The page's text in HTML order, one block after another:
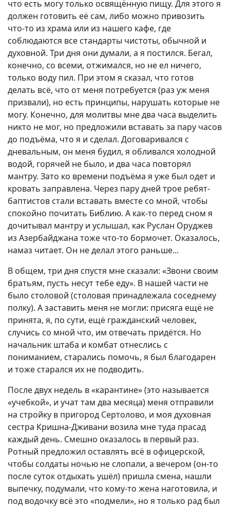
что есть могу только освящённую пищу. Для этого я
должен готовить её сам, либо можно привозить
что-то из храма или из нашего кафе, где
соблюдаются все стандарты чистоты, обычной и
духовной. Три дня они думали, а я постился. Бегал,
конечно, со всеми, отжимался, но не ел ничего,
только воду пил. При этом я сказал, что готов
делать всё, что от меня потребуется (раз уж меня
призвали), но есть принципы, нарушать которые не
могу. Конечно, для молитвы мне два часа выделить
никто не мог, но предложили вставать за пару часов
до подъёма, что я и сделал. Договаривался с
дневальным, он меня будил, я обливался холодной
водой, горячей не было, и два часа повторял
мантру. Зато ко времени подъёма я уже был одет и
кровать заправлена. Через пару дней трое ребят-
баптистов стали вставать вместе со мной, чтобы
спокойно почитать Библию. А как-то перед сном я
дочитывал мантру и услышал, как Руслан Оруджев
из Азербайджана тоже что-то бормочет. Оказалось,
намаз читает. Он не делал этого раньше...
В общем, три дня спустя мне сказали: «Звони своим
братьям, пусть несут тебе еду». В нашей части не
было столовой (столовая принадлежала соседнему
полку). А заставить меня не могли: присяга ещё не
принята, я, по сути, ещё гражданский человек,
случись со мной что, им отвечать придётся. Но
начальник штаба и комбат отнеслись с
пониманием, старались помочь, я был благодарен
и тоже старался их не подводить.
После двух недель в «карантине» (это называется
«учебкой», и учат там два месяца) меня отправили
на стройку в пригород Сертолово, и моя духовная
сестра Кришна-Дживани возила мне туда прасад
каждый день. Смешно оказалось в первый раз.
Ротный предложил оставлять всё в офицерской,
чтобы солдаты ночью не слопали, а вечером (он-то
после суток отдыхать ушёл) пришла смена, нашли
выпечку, подумали, что кому-то жена наготовила, и
под водочку всё это «подмели», но я только рад был